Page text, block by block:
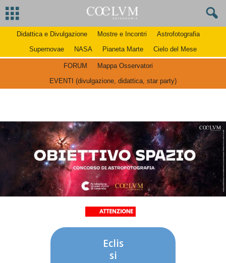
Didattica e Divulgazione Mostre e Incontri
Astrofotografia
Supernovae
NASA Pianeta Marte Cielo del Mese
FORUM
Mappa Osservatori
EVENTI (divulgazione, didattica, star party)
Eclis
si